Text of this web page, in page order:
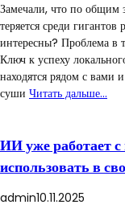
Замечали, что по общим
теряется среди
интересны? Проблема в
Ключ к успеху
находятся рядом с вами
суши Читать дальше…
ИИ уже работает
использовать в
admin10.11.2025